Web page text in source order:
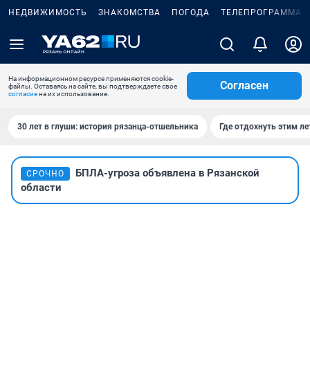
НЕДВИЖИМОСТЬ ЗНАКОМСТВА ПОГОДА ТЕЛЕПРОГРАММА
На информационном ресурсе применяются cookie-
файлы. Оставаясь на сайте, вы подтверждаете свое
согласиена их использование.
Согласен
30 лет в глуши: история рязанца-отшельника Где отдохнуть этим
СРОЧНО
БПЛА-угроза объявлена в Рязанской
области